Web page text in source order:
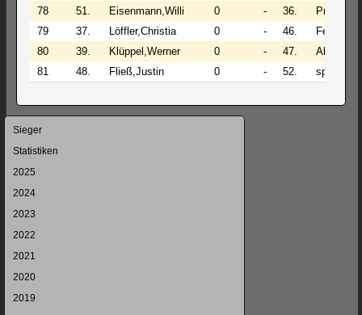
78
51. Eisenmann,Willi 0 - 36.
79
37. Löffler,Christia 0 - 46.
Fey,Karl-
80
39. Klüppel,Werner 0 - 47.
Al-
81
48. Fließ,Justin 0 - 52. spielfrei
Navigation
Sieger
Statistiken
2025
2024
2023
2022
2021
2020
2019